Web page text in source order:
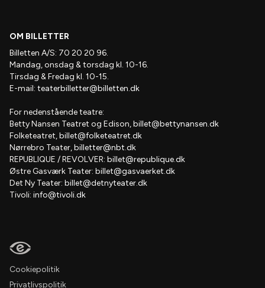
OM BILLETTER
Billetten A/S: 70 20 20 96.
Mandag, onsdag & torsdag kl. 10-16.
Tirsdag & Fredag kl. 10-15.
E-mail: teaterbilletter@billetten.dk
For nedenstående teatre:
Betty Nansen Teatret og Edison,billet@bettynansen.dk
Folketeatret,billet@folketeatret.dk
Nørrebro Teater,billetter@nbt.dk
REPUBLIQUE / REVOLVER: billet@republique.dk
Østre Gasværk Teater: billet@gasvaerket.dk
Det Ny Teater: billet@detnyteater.dk
Tivoli: info@tivoli.dk
Cookiepolitik
Privatlivspolitik